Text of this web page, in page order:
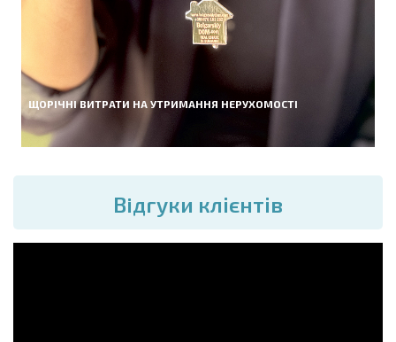
ЩОРІЧНІ ВИТРАТИ НА УТРИМАННЯ НЕРУХОМОСТІ
Вiдгуки клієнтів